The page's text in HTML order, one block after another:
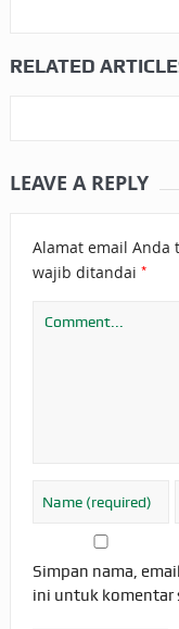
RELATED
LEAVE A REPLY
Alamat email Anda
wajib ditandai *
Simpan nama,
ini untuk komentar